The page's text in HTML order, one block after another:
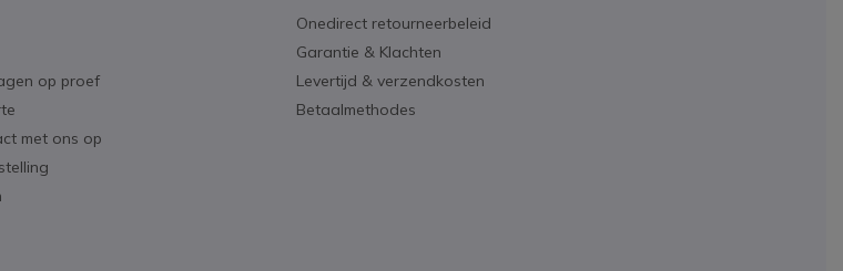
op proef
met ons op
Onedirect retourneerbeleid
Garantie & Klachten
Levertijd & verzendkosten
Betaalmethodes